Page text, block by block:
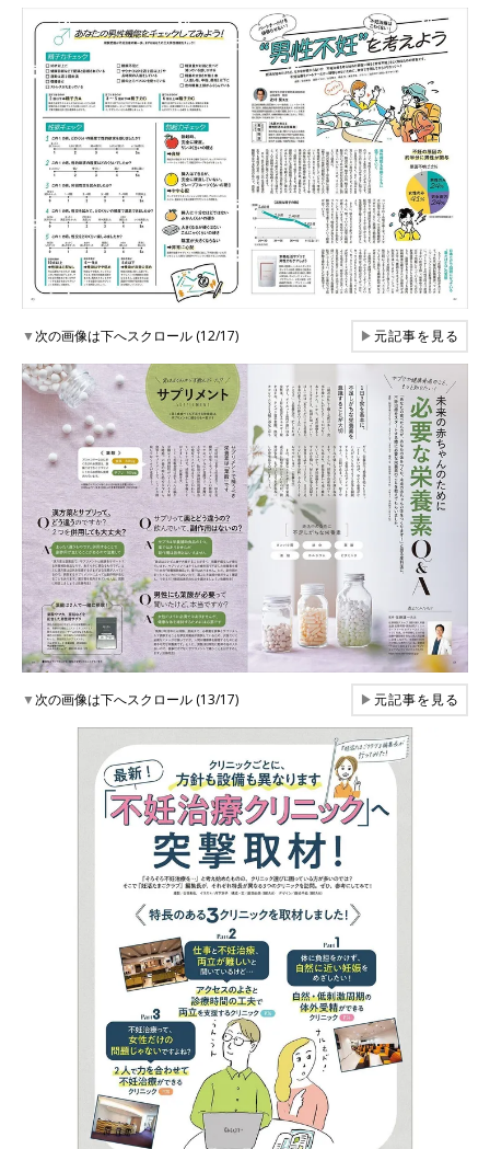
▼次の画像は下へスクロール (12/17) ▶元記事を見る
▼次の画像は下へスクロール (13/17) ▶元記事を見る